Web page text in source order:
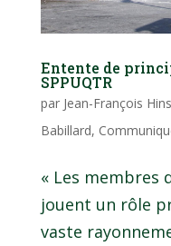
Entente de
SPPUQTR
par Jean-François
Babillard,
« Les membres
jouent un rôle
vaste